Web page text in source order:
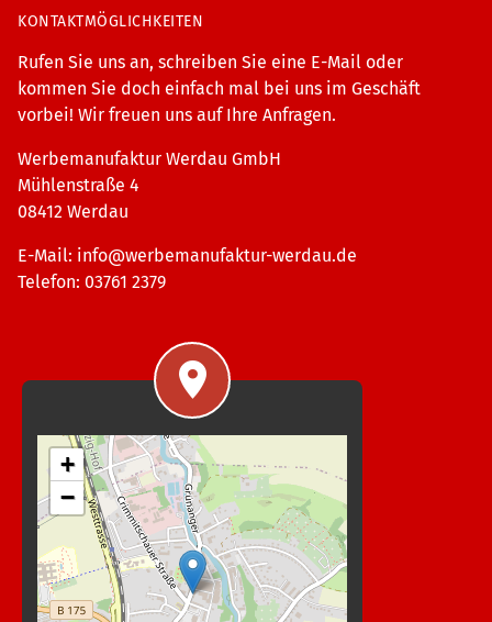
KONTAKTMÖGLICHKEITEN
Rufen Sie uns an, schreiben Sie eine E-Mail oder
kommen Sie doch einfach mal bei uns im Geschäft
vorbei! Wir freuen uns auf Ihre Anfragen.
Werbemanufaktur Werdau GmbH
Mühlenstraße 4
08412 Werdau
E-Mail: info@werbemanufaktur-werdau.de
Telefon: 03761 2379
+
−